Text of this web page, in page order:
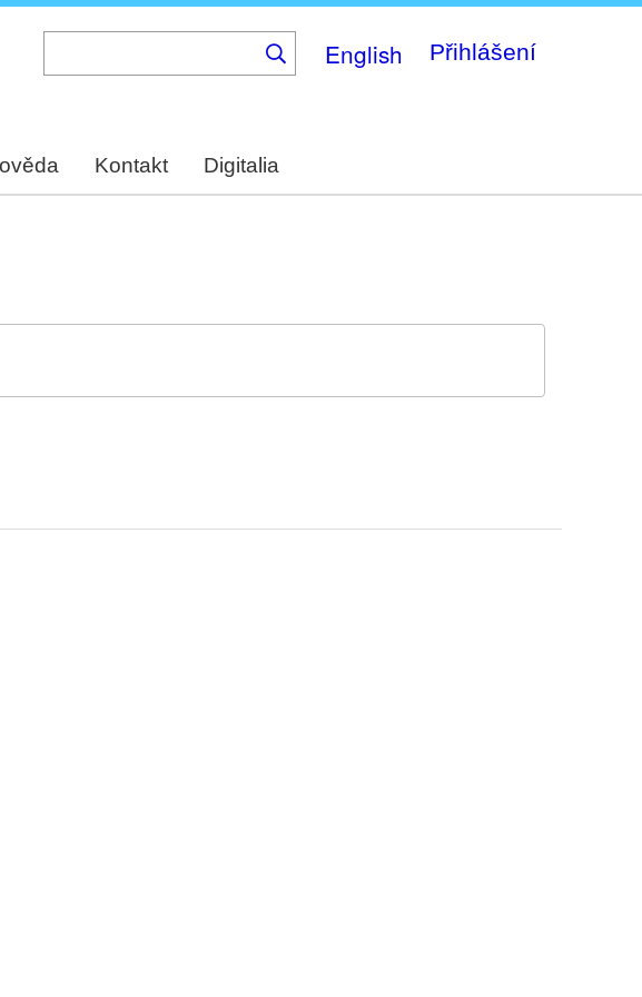
English Přihlášení
Kontakt Digitalia